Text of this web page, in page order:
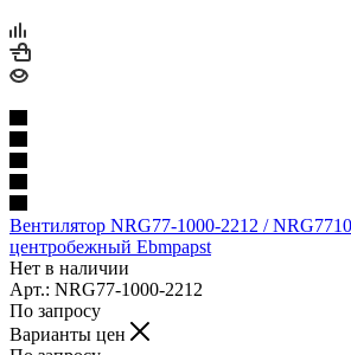
Вентилятор NRG77-1000-2212 /
центробежный Ebmpapst
Нет в наличии
Арт.: NRG77-1000-2212
По запросу
Варианты цен